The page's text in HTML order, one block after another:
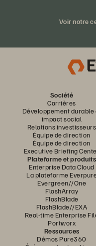
Voir notre
Société
Carrières
Développement durable
impact social
Relations investisseurs
Équipe de direction
Équipe de direction
Executive Briefing
Plateforme et produits
Enterprise Data Cloud
La plateforme
Evergreen//One
FlashArray
FlashBlade
FlashBlade//EXA
Real-time Enterprise
Portworx
Ressources
Démos Pure360